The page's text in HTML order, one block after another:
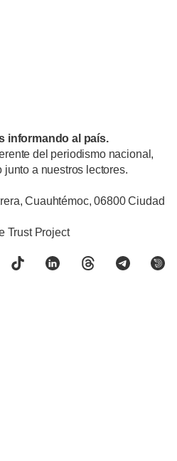
informando al país.
del periodismo nacional,
a nuestros lectores.
Cuauhtémoc, 06800 Ciudad
Trust Project